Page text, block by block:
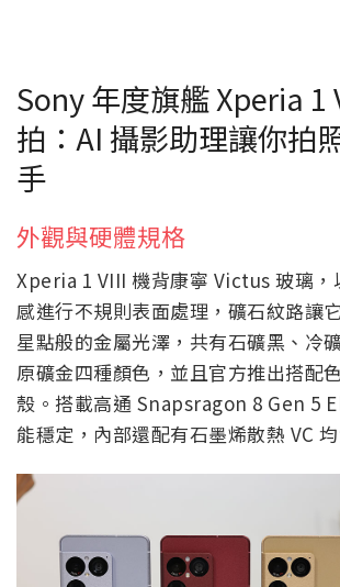
Sony 年度旗艦 Xperia 1
拍：AI 攝影助理讓你拍
手
外觀與硬體規格
Xperia 1 VIII 機背康寧 Victus 玻璃，
感進行不規則表面處理，礦石紋路讓
星點般的金屬光澤，共有石礦黑、冷
原礦金四種顏色，並且官方推出搭配
殼。搭載高通 Snapsragon 8 Gen 5
能穩定，內部還配有石墨烯散熱 VC 均